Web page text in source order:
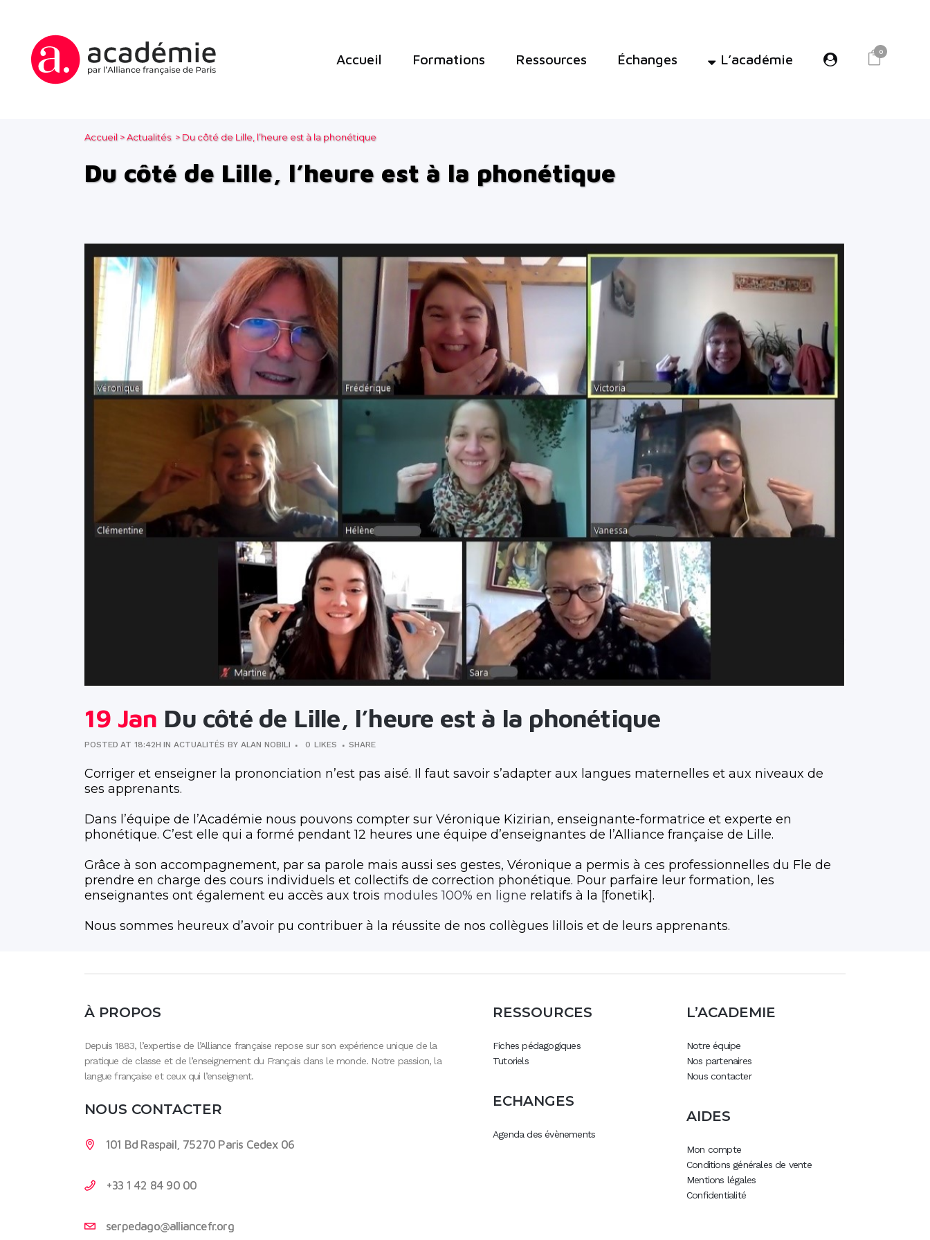
0
Accueil Formations Ressources Échanges L’académie
Accueil >Actualités >Du côté de Lille, l’heure est à la phonétique
Du côté de Lille, l’heure est à la phonétique
19 Jan Du côté de Lille, l’heure est à la phonétique
POSTED AT 18:42H INACTUALITÉS BY ALAN NOBILI 0 LIKES SHARE
Corriger et enseigner la prononciation n’est pas aisé. Il faut savoir s’adapter aux langues maternelles et aux niveaux de
ses apprenants.
Dans l’équipe de l’Académie nous pouvons compter sur Véronique Kizirian, enseignante-formatrice et experte en
phonétique. C’est elle qui a formé pendant 12 heures une équipe d’enseignantes de l’Alliance française de Lille.
Grâce à son accompagnement, par sa parole mais aussi ses gestes, Véronique a permis à ces professionnelles du Fle de
prendre en charge des cours individuels et collectifs de correction phonétique. Pour parfaire leur formation, les
enseignantes ont également eu accès aux trois modules 100% en ligne relatifs à la [fonetik].
Nous sommes heureux d’avoir pu contribuer à la réussite de nos collègues lillois et de leurs apprenants.
À PROPOS
Depuis 1883, l’expertise de l’Alliance française repose sur son expérience unique de la
pratique de classe et de l’enseignement du Français dans le monde. Notre passion, la
langue française et ceux qui l’enseignent.
NOUS CONTACTER
101 Bd Raspail, 75270 Paris Cedex 06
+33 1 42 84 90 00
serpedago@alliancefr.org
RESSOURCES
Fiches pédagogiques
Tutoriels
ECHANGES
Agenda des évènements
L’ACADEMIE
Notre équipe
Nos partenaires
Nous contacter
AIDES
Mon compte
Conditions générales de vente
Mentions légales
Confidentialité